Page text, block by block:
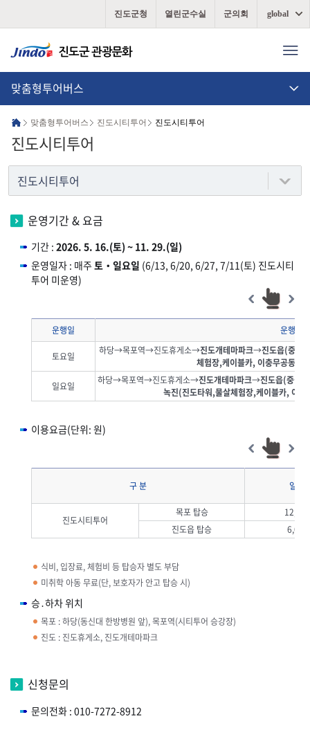
진도군청 열린군수실 군의회 global
맞춤형투어버스
맞춤형투어버스 진도시티투어 진도시티투어
진도시티투어
진도시티투어
운영기간 & 요금
기간 : 2026. 5. 16.(토) ~ 11. 29.(일)
운영일자 : 매주 토‧일요일 (6/13, 6/20, 6/27, 7/11(토) 진도시티
투어 미운영)
운행일 운행코
토요일 하당→목포역→진도휴게소→진도개테마파크→진도읍(중식)
체험장,케이블카, 이충무공동상)
일요일
하당→목포역→진도휴게소→진도개테마파크→진도읍(중식)
녹진(진도타워,물살체험장,케이블카, 이충
이용요금(단위: 원)
구 분 일 반
진도시티투어
목포 탑승
12,000
진도읍 탑승
6,000
식비, 입장료, 체험비 등 탑승자 별도 부담
미취학 아동 무료(단, 보호자가 안고 탑승 시)
승․하차 위치
목포 : 하당(동신대 한방병원 앞), 목포역(시티투어 승강장)
진도 : 진도휴게소, 진도개테마파크
신청문의
문의전화 : 010-7272-8912